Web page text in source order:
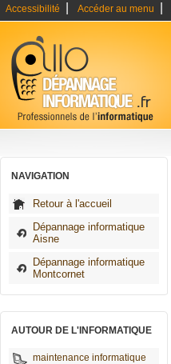
Accessibilité Accéder au menu
NAVIGATION
Retour à l'accueil
Dépannage informatique
Aisne
Dépannage informatique
Montcornet
AUTOUR DE L'INFORMATIQUE
maintenance informatique